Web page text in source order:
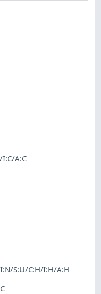
I:C/A:C
S:U/C:H/I:H/A:H